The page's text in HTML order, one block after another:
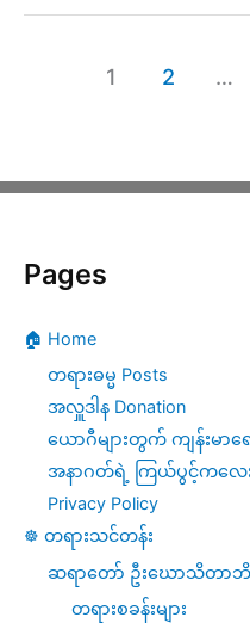
(၁၀)ရက်
မှတ်စု
1 2 …
Pages
🏠 Home
တရားဓမ္မ Posts
အလှူဒါန Donation
ယောဂီများတွက် ကျန်းမာရ
အနာဂတ်ရဲ့ ကြယ်ပွင့်ကလေး
Privacy Policy
☸️ တရားသင်တန်း
ဆရာတော် ဦးဃောသိတာဘိဝံ
တရားစခန်းများ